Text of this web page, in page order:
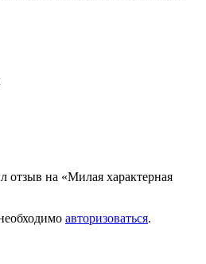
отзыв на «Милая характерная
авторизоваться.